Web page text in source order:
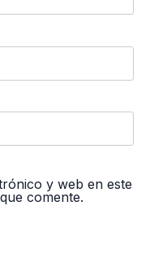
y web en este
comente.